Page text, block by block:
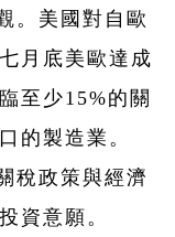
。美國對自歐
月底美歐達成
至少15%的關
的製造業。
稅政策與經濟
資意願。